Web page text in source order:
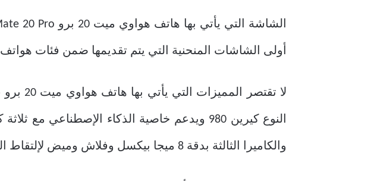
أولى الشاشات المنحنية التي يتم تقديمها ضمن فئات هواتف Mate مقاربة تمامًا لحجم شاشة Samsung Galaxy Note 9.
والكاميرا الثالثة بدقة 8 ميجا بيكسل وفلاش وميض لإلتقاط الصور في الأماكن المظلمة.